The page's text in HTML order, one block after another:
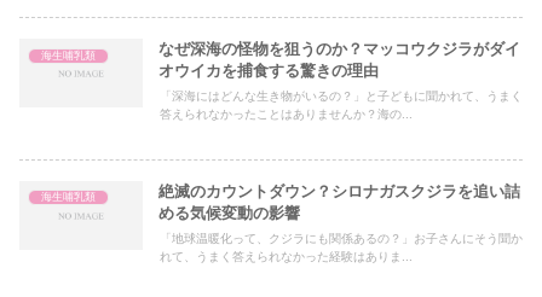
海生哺乳類
なぜ深海の怪物を狙うのか？マッコウクジラがダイ
オウイカを捕食する驚きの理由
「深海にはどんな生き物がいるの？」と子どもに聞かれて、うまく
答えられなかったことはありませんか？海の...
海生哺乳類
絶滅のカウントダウン？シロナガスクジラを追い詰
める気候変動の影響
「地球温暖化って、クジラにも関係あるの？」お子さんにそう聞か
れて、うまく答えられなかった経験はありま...